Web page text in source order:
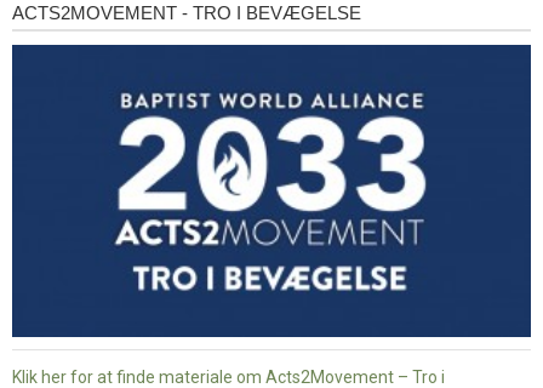
Acts2Movement
-
ACTS2MOVEMENT - TRO I BEVÆGELSE
Klik her for at finde materiale om Acts2Movement – Tro i